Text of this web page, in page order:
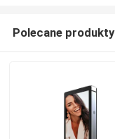
Polecane produkty